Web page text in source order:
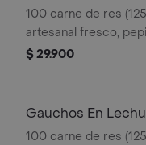
100 carne de res
artesanal fresco,
americano y salsa de
$ 29.900
Gauchos En
100 carne de res